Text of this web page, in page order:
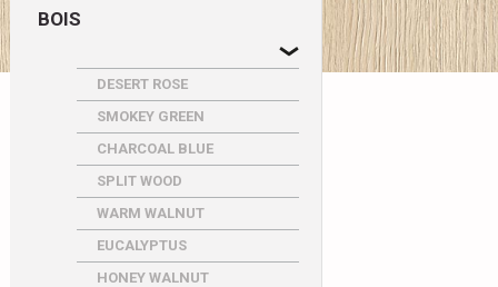
BOIS
DESERT ROSE
SMOKEY GREEN
CHARCOAL BLUE
SPLIT WOOD
WARM WALNUT
EUCALYPTUS
HONEY WALNUT